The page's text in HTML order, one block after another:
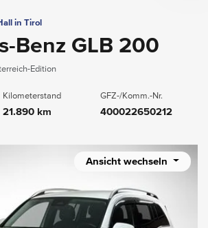
in Tirol
Benz GLB 200
Edition
Kilometerstand
21.890 km
GFZ-/Komm.-Nr.
400022650212
Ansicht wechseln